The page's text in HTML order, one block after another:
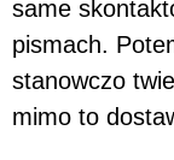
same
pismach.
stanowczo
mimo to